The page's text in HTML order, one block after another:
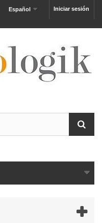
Iniciar sesión
Español